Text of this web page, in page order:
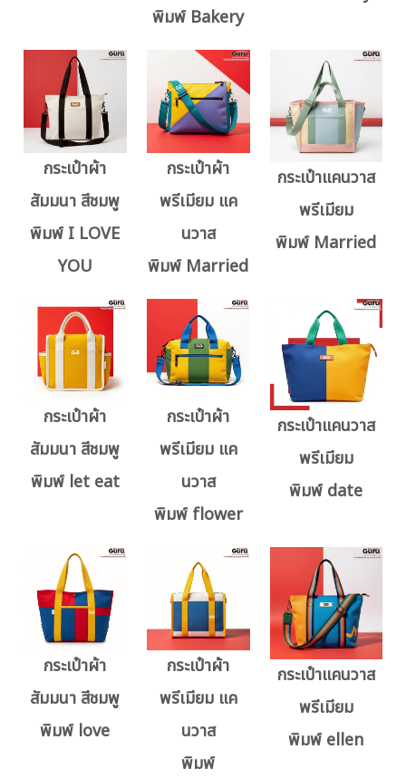
พิมพ์ Bakery
กระเป๋าผ้า
สัมมนา สีชมพู
พิมพ์ I LOVE
YOU
กระเป๋าผ้า
พรีเมียม แค
นวาส
พิมพ์ Married
กระเป๋าแคนวาส
พรีเมียม
พิมพ์ Married
กระเป๋าผ้า
สัมมนา สีชมพู
พิมพ์ let eat
กระเป๋าผ้า
พรีเมียม แค
นวาส
พิมพ์ flower
กระเป๋าแคนวาส
พรีเมียม
พิมพ์ date
กระเป๋าผ้า
สัมมนา สีชมพู
พิมพ์ love
กระเป๋าผ้า
พรีเมียม แค
นวาส
พิมพ์
กระเป๋าแคนวาส
พรีเมียม
พิมพ์ ellen